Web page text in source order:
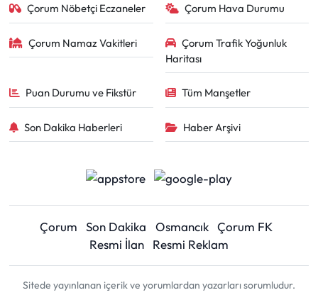
Çorum Nöbetçi Eczaneler Çorum Hava Durumu
Çorum Namaz Vakitleri
Çorum Trafik Yoğunluk
Haritası
Puan Durumu ve Fikstür Tüm Manşetler
Son Dakika Haberleri Haber Arşivi
Çorum Son Dakika Osmancık Çorum FK
Resmi İlan
Resmi Reklam
Sitede yayınlanan içerik ve yorumlardan yazarları sorumludur.